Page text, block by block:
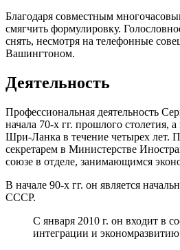
Благодаря совместным
смягчить формулировку.
снять, несмотря на телефонные
Вашингтоном.
Деятельность
Профессиональная деятельность
начала 70-х гг. прошлого столетия,
Шри-Ланка в течение четырех лет.
секретарем в Министерстве
союзе в отделе, занимающимся
В начале 90-х гг. он является
СССР.
С января 2010 г. он входит в
интеграции и